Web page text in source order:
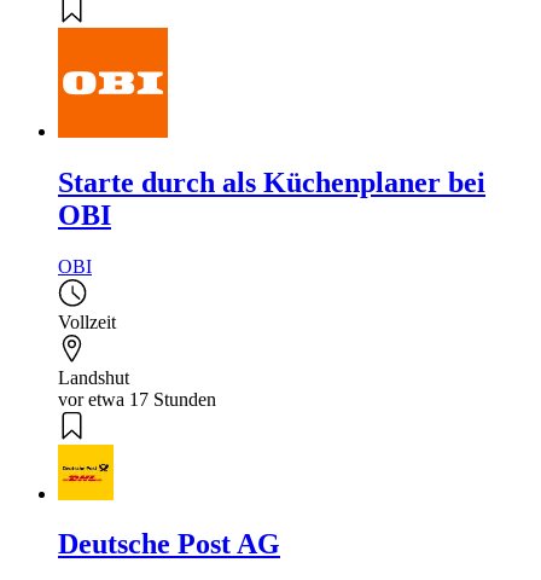
Starte durch als Küchenplaner bei
OBI
OBI
Vollzeit
Landshut
vor etwa 17 Stunden
Deutsche Post AG